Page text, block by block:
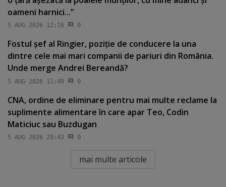
oameni harnici...”
5 AUG 2026 12:16 0
Fostul şef al Ringier, poziţie de conducere la una
dintre cele mai mari companii de pariuri din România.
Unde merge Andrei Bereandă?
5 AUG 2026 11:40 0
CNA, ordine de eliminare pentru mai multe reclame la
suplimente alimentare în care apar Teo, Codin
Maticiuc sau Buzdugan
5 AUG 2026 20:43 0
mai multe articole